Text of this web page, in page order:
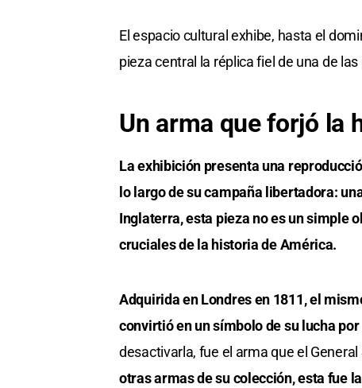
El espacio cultural exhibe, hasta el
pieza central la réplica fiel de una de
Un arma que forjó la
La exhibición presenta una
lo largo de su campaña libertadora:
Inglaterra, esta pieza no es un simple
cruciales de la historia de América.
Adquirida en Londres en 1811, el
convirtió en un símbolo de su lucha
desactivarla, fue el arma que el
otras armas de su colección, esta fue